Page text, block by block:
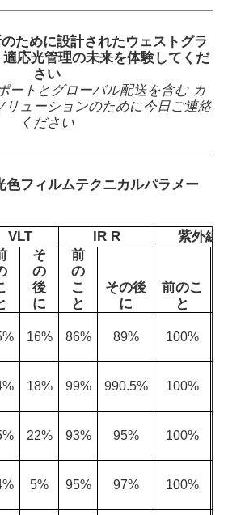
ために設計されたウェストグラ
応光管理の未来を体験してくだ
さい
ートとグローバル配送を含む カ
リューションのために今日ご連絡
ください
色フィルムテクニカルパラメー
VLT IR R
紫外線
そ
の
後
に
前
の
こ
と
その後
に
前のこ
と
16% 86% 89% 100%
18% 99% 990.5% 100%
22% 93% 95% 100%
5% 95% 97% 100%